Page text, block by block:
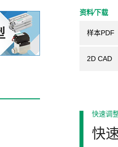
资料⁄下载
样本PDF
2D CAD
快速调
快